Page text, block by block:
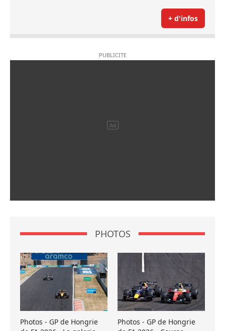
+ d'infos
PHOTOS
Photos - GP de Hongrie
Photos - GP de Hongrie